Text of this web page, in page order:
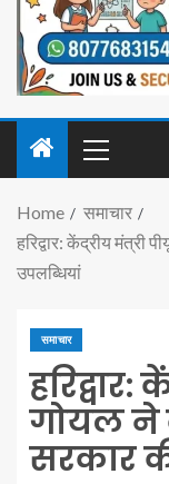
Home
समाचार
हरिद्वार: केंद्रीय मंत्री
उपलब्धियां
समाचार
हरिद्वार:
गोयल ने
सरकार